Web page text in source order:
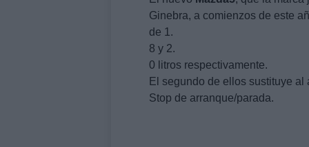
Ginebra, a comienzos de este
de 1.
8 y 2.
0 litros respectivamente.
El segundo de ellos sustituye
Stop de arranque/parada.